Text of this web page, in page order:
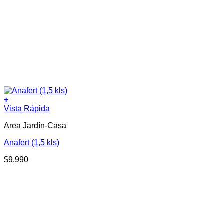
+
Vista Rápida
Area Jardín-Casa
Anafert (1,5 kls)
$9.990